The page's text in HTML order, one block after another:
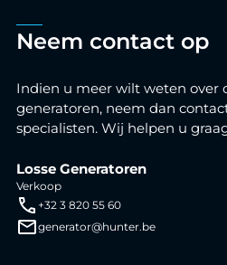
Neem contact op
Indien u meer wilt weten over
generatoren, neem dan
specialisten. Wij helpen u
Losse Generatoren
Verkoop
+32 3 820 55 60
generator@hunter.be